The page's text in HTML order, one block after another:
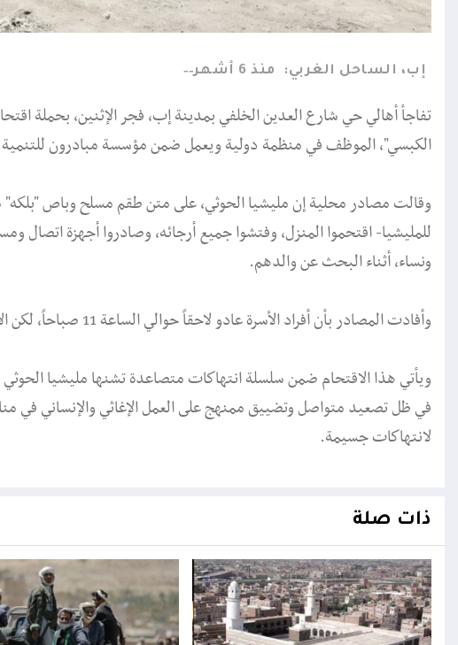
إب، الساحل الغربي: منذ 6 أشهر
تفاجأ أهالي حي شارع العدين الخلفي بمدينة إب، فجر الإثنين، بحملة
الكبسي"، الموظف في منظمة دولية ويعمل ضمن مؤسسة مبادرون للتنمية
وقالت مصادر محلية إن مليشيا الحوثي، على متن طقم مسلح وباص "بلكه"
للمليشيا- اقتحموا المنزل، وفتشوا جميع أرجائه، وصادروا أجهزة اتصال
ونساء، أثناء البحث عن والدهم.
وأفادت المصادر بأن أفراد الأسرة عادو لاحقاً حوالي الساعة 11 صباحاً، لكن الأجهزة والمصادرات لم تُسترجع.
ويأتي هذا الاقتحام ضمن سلسلة انتهاكات متصاعدة تشنها مليشيا الحوثي
في ظل تصعيد متواصل وتضييق ممنهج على العمل الإغاثي والإنساني
لانتهاكات جسيمة.
ذات صلة